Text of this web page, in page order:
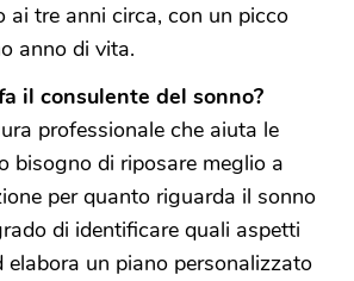
ai tre anni circa, con un picco
anno di vita.
il consulente del sonno?
professionale che aiuta le
bisogno di riposare meglio a
per quanto riguarda il sonno
di identificare quali aspetti
elabora un piano personalizzato